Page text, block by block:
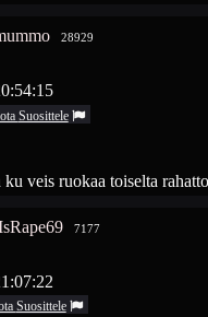
28929
Suosittele
ku veis ruokaa toiselta
7177
Suosittele